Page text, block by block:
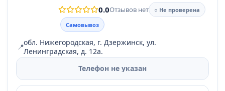
0.0Отзывов нет
○ Не проверена
Самовывоз
📍обл. Нижегородская, г. Дзержинск, ул.
Ленинградская, д. 12а.
Телефон не указан